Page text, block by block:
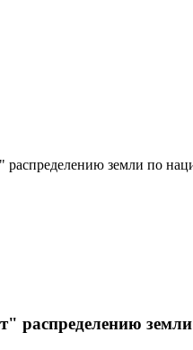
распределению земли по
распределению